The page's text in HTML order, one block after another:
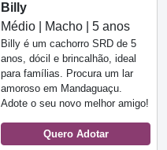
Billy
Médio | Macho | 5 anos
Billy é um cachorro SRD de 5
anos, dócil e brincalhão, ideal
para famílias. Procura um lar
amoroso em Mandaguaçu.
Adote o seu novo melhor amigo!
Quero Adotar